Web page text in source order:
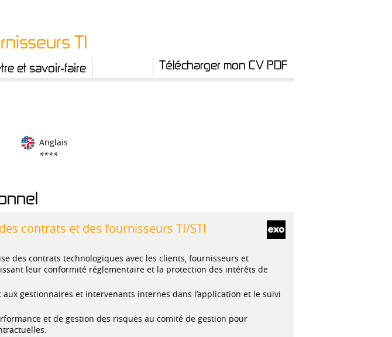
TI
et savoir-faire Télécharger mon CV PDF
Anglais
****
contrats et des fournisseurs TI/STI
des contrats technologiques avec les clients, fournisseurs et
leur conformité réglementaire et la protection des intérêts de
gestionnaires et intervenants internes dans l’application et le suivi
et de gestion des risques au comité de gestion pour